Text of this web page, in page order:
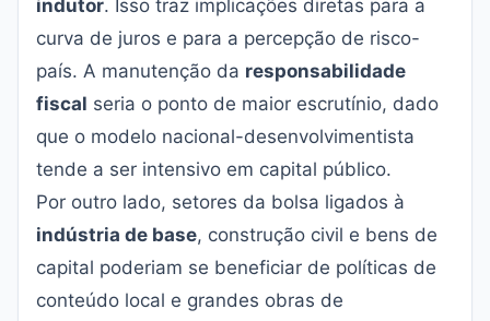
indutor. Isso traz implicações diretas para a
curva de juros e para a percepção de risco-
país. A manutenção da responsabilidade
fiscal seria o ponto de maior escrutínio, dado
que o modelo nacional-desenvolvimentista
tende a ser intensivo em capital público.
Por outro lado, setores da bolsa ligados à
indústria de base, construção civil e bens de
capital poderiam se beneficiar de políticas de
conteúdo local e grandes obras de